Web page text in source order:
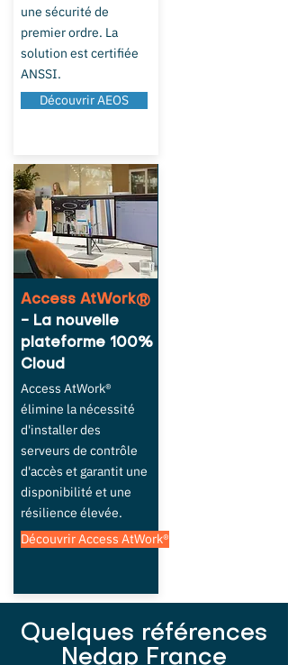
une sécurité de
premier ordre. La
solution est certifiée
ANSSI.
Découvrir AEOS
Access AtWork®
- La nouvelle
plateforme 100%
Cloud
Access AtWork®
élimine la nécessité
d'installer des
serveurs de contrôle
d'accès et garantit une
disponibilité et une
résilience élevée.
Découvrir Access AtWork®
Quelques références
Nedap France